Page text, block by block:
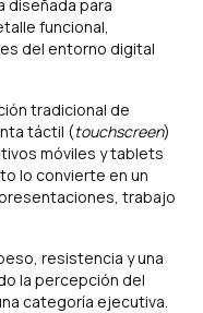
diseñada para
funcional,
del entorno digital
tradicional de
táctil (touchscreen)
móviles y tablets
lo convierte en un
trabajo
resistencia y una
la percepción del
categoría ejecutiva.